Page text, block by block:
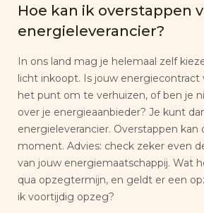
Hoe kan ik overstappen
energieleverancier?
In ons land mag je helemaal zelf
licht inkoopt. Is jouw energiecontract
het punt om te verhuizen, of ben je
over je energieaanbieder? Je kunt
energieleverancier. Overstappen
moment. Advies: check zeker even
van jouw energiemaatschappij. Wat
qua opzegtermijn, en geldt er een
ik voortijdig opzeg?